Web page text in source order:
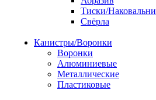
Тиски/Наковальни
Свёрла
Канистры/Воронки
Воронки
Алюминиевые
Металлические
Пластиковые